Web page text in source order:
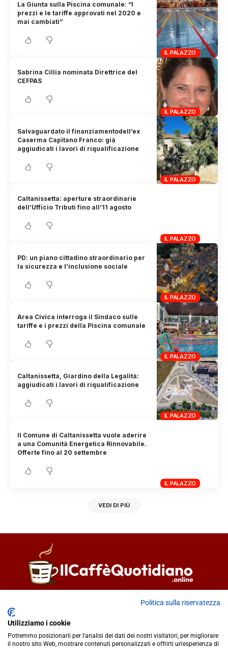
IL PALAZZO
La Giunta sulla Piscina comunale: “I
prezzi e le tariffe approvati nel 2020 e
mai cambiati”
IL PALAZZO
Sabrina Cillia nominata Direttrice del
CEFPAS
IL PALAZZO
Salvaguardato il finanziamentodell’ex
Caserma Capitano Franco: già
aggiudicati i lavori di riqualificazione
IL PALAZZO
Caltanissetta: aperture straordinarie
dell’Ufficio Tributi fino all’11 agosto
IL PALAZZO
PD: un piano cittadino straordinario per
la sicurezza e l’inclusione sociale
IL PALAZZO
Area Civica interroga il Sindaco sulle
tariffe e i prezzi della Piscina comunale
IL PALAZZO
Caltanissetta, Giardino della Legalità:
aggiudicati i lavori di riqualificazione
IL PALAZZO
Il Comune di Caltanissetta vuole aderire
a una Comunità Energetica Rinnovabile.
Offerte fino al 20 settembre
VEDI DI PIÙ
Fiorella Falci
redazione@ilcaffequotidiano.online
C.F. 92076900858
Politica sulla riservatezza
Utilizziamo i cookie
Potremmo posizionarli per l'analisi dei dati dei nostri visitatori, per migliorare
il nostro sito Web, mostrare contenuti personalizzati e offrirti un'esperienza di